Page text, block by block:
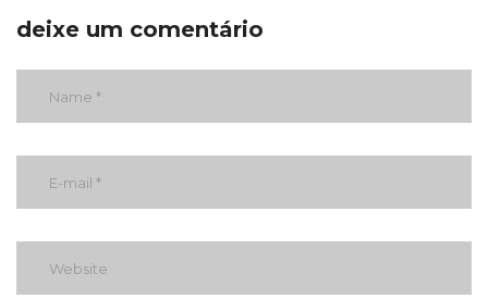
deixe um comentário